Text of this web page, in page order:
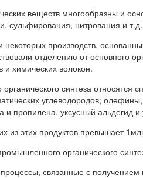
веществ многообразны и
сульфирования, нитрования и т.д.
производств,
отделению от основного
и химических волокон.
органического синтеза
углеводородов;
и пропилена, уксусный альдегид
из этих продуктов превышает
органического
связанные с